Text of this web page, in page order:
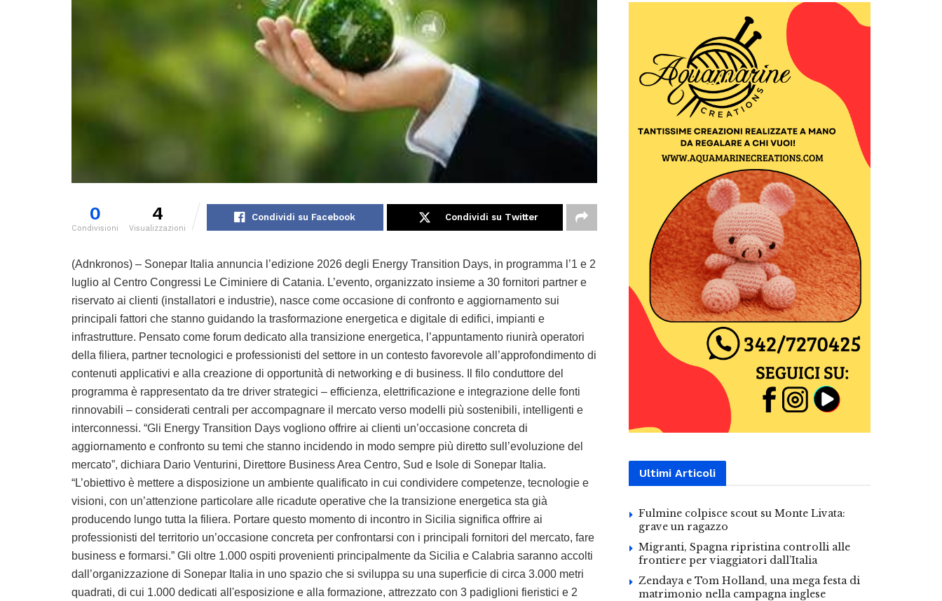
0
Condivisioni
4
Visualizzazioni
Condividi su Facebook Condividi su Twitter
(Adnkronos) – Sonepar Italia annuncia l’edizione 2026 degli Energy Transition Days, in programma l’1 e 2
luglio al Centro Congressi Le Ciminiere di Catania. L’evento, organizzato insieme a 30 fornitori partner e
riservato ai clienti (installatori e industrie), nasce come occasione di confronto e aggiornamento sui
principali fattori che stanno guidando la trasformazione energetica e digitale di edifici, impianti e
infrastrutture. Pensato come forum dedicato alla transizione energetica, l’appuntamento riunirà operatori
della filiera, partner tecnologici e professionisti del settore in un contesto favorevole all’approfondimento di
contenuti applicativi e alla creazione di opportunità di networking e di business. Il filo conduttore del
programma è rappresentato da tre driver strategici – efficienza, elettrificazione e integrazione delle fonti
rinnovabili – considerati centrali per accompagnare il mercato verso modelli più sostenibili, intelligenti e
interconnessi. “Gli Energy Transition Days vogliono offrire ai clienti un’occasione concreta di
aggiornamento e confronto su temi che stanno incidendo in modo sempre più diretto sull’evoluzione del
mercato”, dichiara Dario Venturini, Direttore Business Area Centro, Sud e Isole di Sonepar Italia.
“L’obiettivo è mettere a disposizione un ambiente qualificato in cui condividere competenze, tecnologie e
visioni, con un’attenzione particolare alle ricadute operative che la transizione energetica sta già
producendo lungo tutta la filiera. Portare questo momento di incontro in Sicilia significa offrire ai
professionisti del territorio un’occasione concreta per confrontarsi con i principali fornitori del mercato, fare
business e formarsi.” Gli oltre 1.000 ospiti provenienti principalmente da Sicilia e Calabria saranno accolti
dall’organizzazione di Sonepar Italia in uno spazio che si sviluppa su una superficie di circa 3.000 metri
quadrati, di cui 1.000 dedicati all'esposizione e alla formazione, attrezzato con 3 padiglioni fieristici e 2
Ultimi Articoli
Fulmine colpisce scout su Monte Livata:
grave un ragazzo
Migranti, Spagna ripristina controlli alle
frontiere per viaggiatori dall’Italia
Zendaya e Tom Holland, una mega festa di
matrimonio nella campagna inglese